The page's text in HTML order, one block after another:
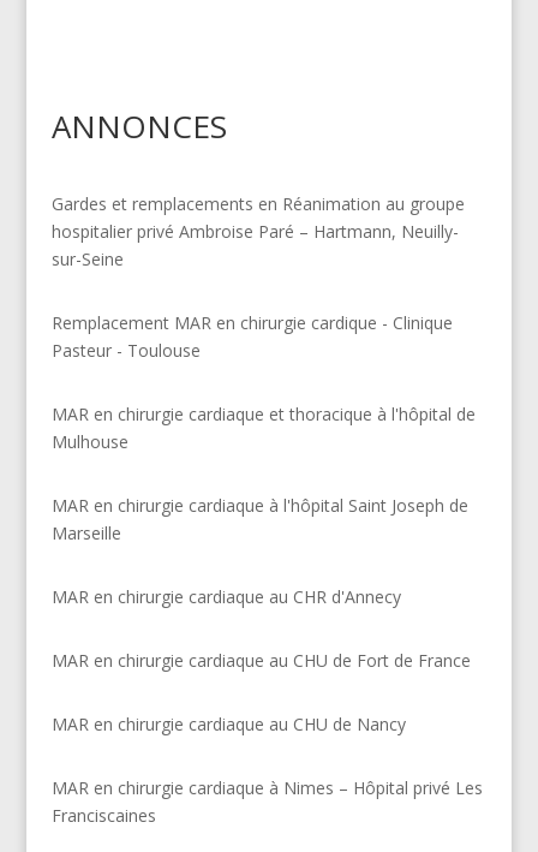
ANNONCES
Gardes et remplacements en Réanimation au groupe
hospitalier privé Ambroise Paré – Hartmann, Neuilly-
sur-Seine
Remplacement MAR en chirurgie cardique - Clinique
Pasteur - Toulouse
MAR en chirurgie cardiaque et thoracique à l'hôpital de
Mulhouse
MAR en chirurgie cardiaque à l'hôpital Saint Joseph de
Marseille
MAR en chirurgie cardiaque au CHR d'Annecy
MAR en chirurgie cardiaque au CHU de Fort de France
MAR en chirurgie cardiaque au CHU de Nancy
MAR en chirurgie cardiaque à Nimes – Hôpital privé Les
Franciscaines